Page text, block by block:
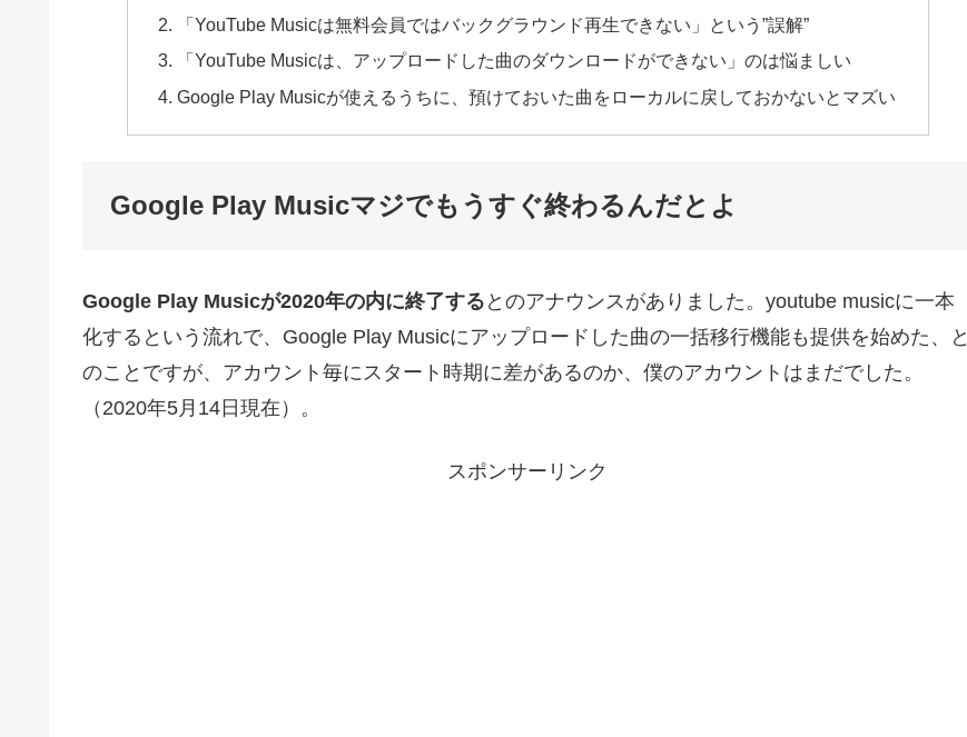
「YouTube Musicは無料会員ではバックグラウンド再生できない」という”誤解”
「YouTube Musicは、アップロードした曲のダウンロードができない」のは悩ましい
Google Play Musicが使えるうちに、預けておいた曲をローカルに戻しておかないとマズい
Google Play Musicマジでもうすぐ終わるんだとよ
Google Play Musicが2020年の内に終了する とのアナウンスがありました。youtube musicに一本
化するという流れで、Google Play Musicにアップロードした曲の一括移行機能も提供を始めた、と
のことですが、アカウント毎にスタート時期に差があるのか、僕のアカウントはまだでした。
（2020年5月14日現在）。
スポンサーリンク